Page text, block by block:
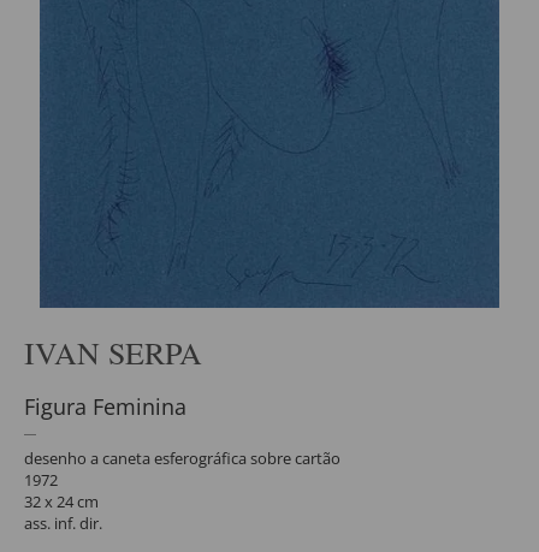
IVAN SERPA
Figura Feminina
desenho a caneta esferográfica sobre cartão
1972
32 x 24 cm
ass. inf. dir.